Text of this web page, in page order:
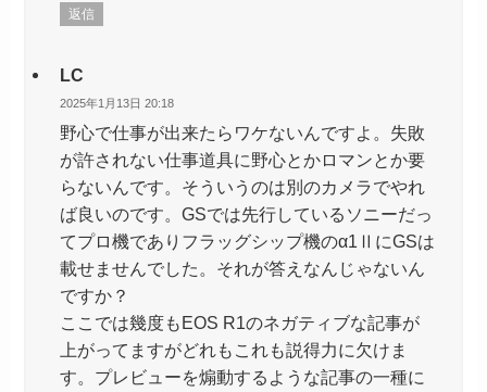
返信
LC
2025年1月13日 20:18
野心で仕事が出来たらワケないんですよ。失敗
が許されない仕事道具に野心とかロマンとか要
らないんです。そういうのは別のカメラでやれ
ば良いのです。GSでは先行しているソニーだっ
てプロ機でありフラッグシップ機のα1ⅡにGSは
載せませんでした。それが答えなんじゃないん
ですか？
ここでは幾度もEOS R1のネガティブな記事が
上がってますがどれもこれも説得力に欠けま
す。プレビューを煽動するような記事の一種に